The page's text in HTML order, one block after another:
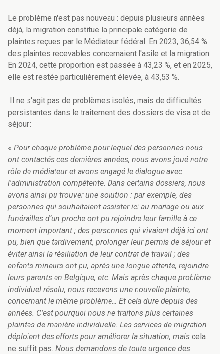
Le problème n'est pas nouveau : depuis plusieurs années
déjà, la migration constitue la principale catégorie de
plaintes reçues par le Médiateur fédéral. En 2023, 36,54 %
des plaintes recevables concernaient l'asile et la migration.
En 2024, cette proportion est passée à 43,23 %, et en 2025,
elle est restée particulièrement élevée, à 43,53 %.
Il ne s'agit pas de problèmes isolés, mais de difficultés
persistantes dans le traitement des dossiers de visa et de
séjour :
« Pour chaque problème pour lequel des personnes nous
ont contactés ces dernières années, nous avons joué notre
rôle de médiateur et avons engagé le dialogue avec
l'administration compétente. Dans certains dossiers, nous
avons ainsi pu trouver une solution : par exemple, des
personnes qui souhaitaient assister ici au mariage ou aux
funérailles d’un proche ont pu rejoindre leur famille à ce
moment important ; des personnes qui vivaient déjà ici ont
pu, bien que tardivement, prolonger leur permis de séjour et
éviter ainsi la résiliation de leur contrat de travail ; des
enfants mineurs ont pu, après une longue attente, rejoindre
leurs parents en Belgique, etc. Mais après chaque problème
individuel résolu, nous recevons une nouvelle plainte,
concernant le même problème… Et cela dure depuis des
années. C'est pourquoi nous ne traitons plus certaines
plaintes de manière individuelle. Les services de migration
déploient des efforts pour améliorer la situation, mais cela
ne suffit pas. Nous demandons de toute urgence des